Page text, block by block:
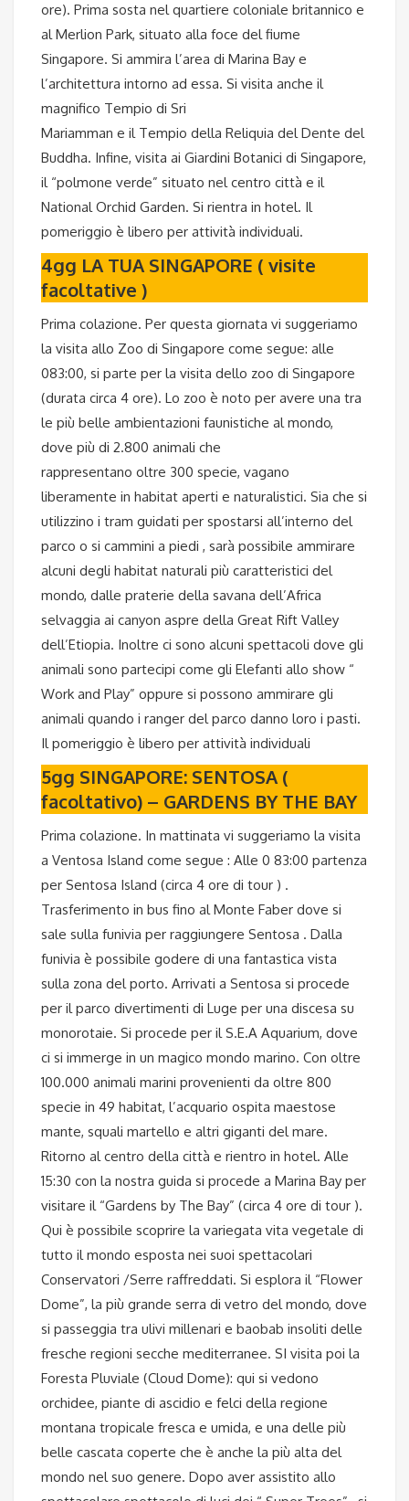
ore). Prima sosta nel quartiere coloniale britannico e
al Merlion Park, situato alla foce del fiume
Singapore. Si ammira l’area di Marina Bay e
l’architettura intorno ad essa. Si visita anche il
magnifico Tempio di Sri
Mariamman e il Tempio della Reliquia del Dente del
Buddha. Infine, visita ai Giardini Botanici di Singapore,
il “polmone verde” situato nel centro città e il
National Orchid Garden. Si rientra in hotel. Il
pomeriggio è libero per attività individuali.
4gg LA TUA SINGAPORE ( visite
facoltative )
Prima colazione. Per questa giornata vi suggeriamo
la visita allo Zoo di Singapore come segue: alle
083:00, si parte per la visita dello zoo di Singapore
(durata circa 4 ore). Lo zoo è noto per avere una tra
le più belle ambientazioni faunistiche al mondo,
dove più di 2.800 animali che
rappresentano oltre 300 specie, vagano
liberamente in habitat aperti e naturalistici. Sia che si
utilizzino i tram guidati per spostarsi all’interno del
parco o si cammini a piedi , sarà possibile ammirare
alcuni degli habitat naturali più caratteristici del
mondo, dalle praterie della savana dell’Africa
selvaggia ai canyon aspre della Great Rift Valley
dell’Etiopia. Inoltre ci sono alcuni spettacoli dove gli
animali sono partecipi come gli Elefanti allo show “
Work and Play” oppure si possono ammirare gli
animali quando i ranger del parco danno loro i pasti.
Il pomeriggio è libero per attività individuali
5gg SINGAPORE: SENTOSA (
facoltativo) – GARDENS BY THE BAY
Prima colazione. In mattinata vi suggeriamo la visita
a Ventosa Island come segue : Alle 0 83:00 partenza
per Sentosa Island (circa 4 ore di tour ) .
Trasferimento in bus fino al Monte Faber dove si
sale sulla funivia per raggiungere Sentosa . Dalla
funivia è possibile godere di una fantastica vista
sulla zona del porto. Arrivati a Sentosa si procede
per il parco divertimenti di Luge per una discesa su
monorotaie. Si procede per il S.E.A Aquarium, dove
ci si immerge in un magico mondo marino. Con oltre
100.000 animali marini provenienti da oltre 800
specie in 49 habitat, l’acquario ospita maestose
mante, squali martello e altri giganti del mare.
Ritorno al centro della città e rientro in hotel. Alle
15:30 con la nostra guida si procede a Marina Bay per
visitare il “Gardens by The Bay” (circa 4 ore di tour ).
Qui è possibile scoprire la variegata vita vegetale di
tutto il mondo esposta nei suoi spettacolari
Conservatori /Serre raffreddati. Si esplora il “Flower
Dome”, la più grande serra di vetro del mondo, dove
si passeggia tra ulivi millenari e baobab insoliti delle
fresche regioni secche mediterranee. SI visita poi la
Foresta Pluviale (Cloud Dome): qui si vedono
orchidee, piante di ascidio e felci della regione
montana tropicale fresca e umida, e una delle più
belle cascata coperte che è anche la più alta del
mondo nel suo genere. Dopo aver assistito allo